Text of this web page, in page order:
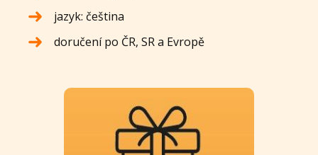
jazyk: čeština
doručení po ČR, SR a Evropě